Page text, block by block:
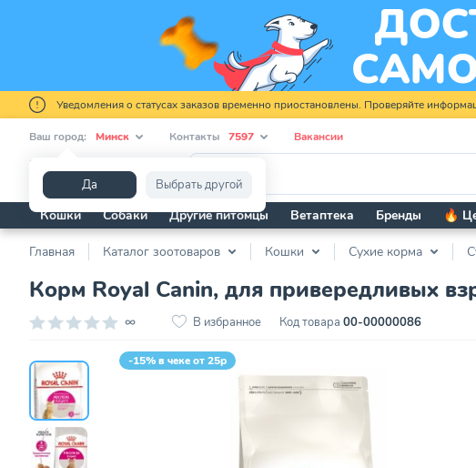
Уведомления о статусах заказов временно приостановлены. Проверяйте
Ваш город: Минск
Да Выбрать другой
Контакты 7597 Вакансии
Кошки Собаки Другие питомцы Ветаптека Бренды 🔥
Главная Каталог зоотоваров Кошки Сухие корма
Корм Royal Canin, для привередливых
∞ В избранное Код товара 00-00000086
-15% в чеке от 25р